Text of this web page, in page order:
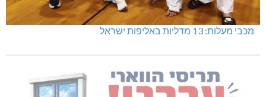
מכבי מעלות: 13 מדליות באליפות ישראל